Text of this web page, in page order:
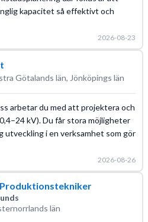
kapacitet så effektivt och
2026-08-23
Götalands län, Jönköpings län
arbetar du med att projektera och
kV). Du får stora möjligheter
utveckling i en verksamhet som gör
2026-08-26
län